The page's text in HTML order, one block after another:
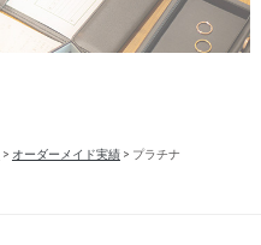
> オーダーメイド実績> プラチナ